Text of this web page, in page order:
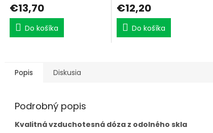
€13,70
Do košíka
€12,20
Do košíka
Popis Diskusia
Podrobný popis
Kvalitná vzduchotesná dóza z odolného skla